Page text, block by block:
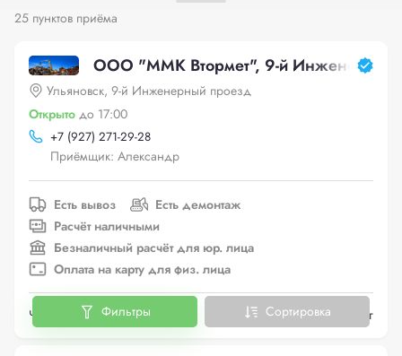
25 пунктов приёма
ООО "ММК Втормет", 9-й Инженерный
Ульяновск, 9-й Инженерный проезд
Открыто до 17:00
+7 (927) 271-29-28
Приёмщик: Александр
Есть вывоз
Есть демонтаж
Расчёт наличными
Безналичный расчёт для юр. лица
Оплата на карту для физ. лица
Черный металлолом до 25 руб./кг
Фильтры Сортировка